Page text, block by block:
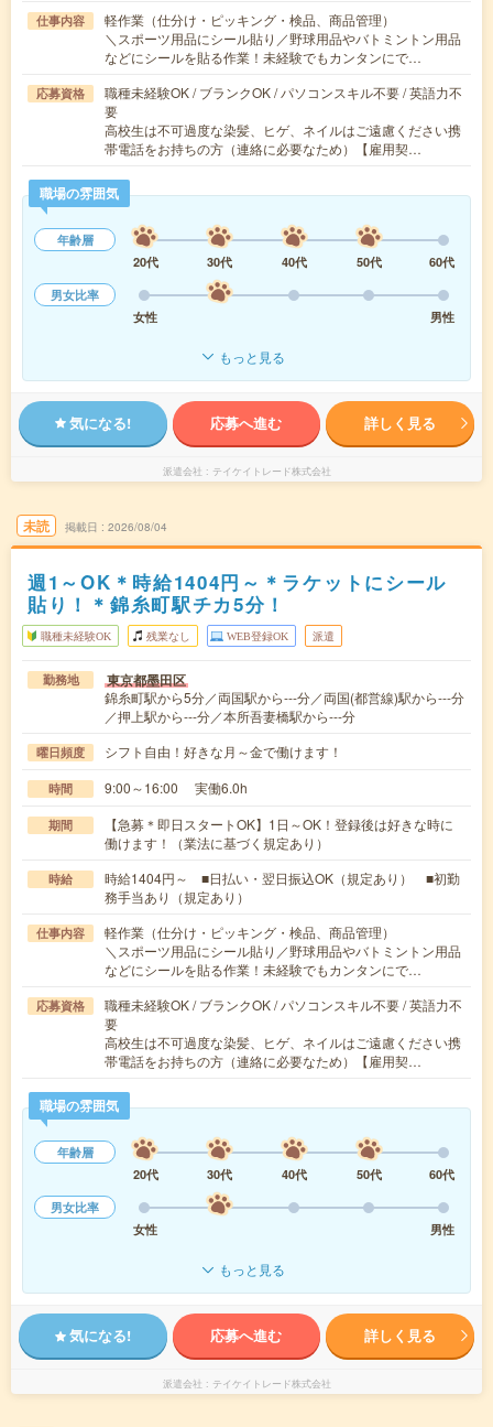
仕事内容
軽作業（仕分け・ピッキング・検品、商品管理）
＼スポーツ用品にシール貼り／野球用品やバトミントン用品
などにシールを貼る作業！未経験でもカンタンにで…
応募資格
職種未経験OK / ブランクOK / パソコンスキル不要 / 英語力不
要
高校生は不可過度な染髪、ヒゲ、ネイルはご遠慮ください携
帯電話をお持ちの方（連絡に必要なため）【雇用契…
職場の雰囲気
年齢層
20代
30代 40代 50代
60代
男女比率
女性
男性
もっと見る
気になる! 応募へ進む 詳しく見る
派遣会社 テイケイトレード株式会社
未読 掲載日 2026/08/04
週1～OK＊時給1404円～＊ラケットにシール
貼り！＊錦糸町駅チカ5分！
職種未経験OK 残業なし WEB登録OK 派遣
勤務地 東京都墨田区
錦糸町駅から5分／両国駅から---分／両国(都営線)駅から---分
／押上駅から---分／本所吾妻橋駅から---分
曜日頻度 シフト自由！好きな月～金で働けます！
時間 9:00～16:00 実働6.0h
期間
【急募＊即日スタートOK】1日～OK！登録後は好きな時に
働けます！（業法に基づく規定あり）
時給
時給1404円～ ■日払い・翌日振込OK（規定あり） ■初勤
務手当あり（規定あり）
仕事内容
軽作業（仕分け・ピッキング・検品、商品管理）
＼スポーツ用品にシール貼り／野球用品やバトミントン用品
などにシールを貼る作業！未経験でもカンタンにで…
応募資格
職種未経験OK / ブランクOK / パソコンスキル不要 / 英語力不
要
高校生は不可過度な染髪、ヒゲ、ネイルはご遠慮ください携
帯電話をお持ちの方（連絡に必要なため）【雇用契…
職場の雰囲気
年齢層
20代
30代 40代 50代
60代
男女比率
女性
男性
もっと見る
気になる! 応募へ進む 詳しく見る
派遣会社 テイケイトレード株式会社